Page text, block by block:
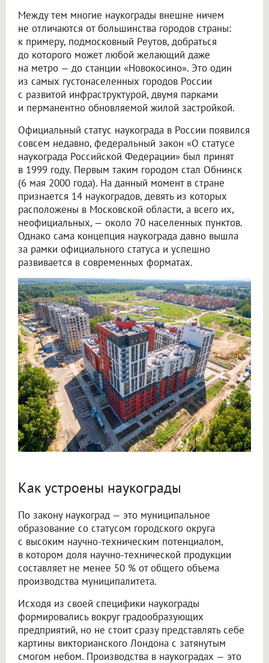
Между тем многие наукограды внешне ничем
не отличаются от большинства городов страны:
к примеру, подмосковный Реутов, добраться
до которого может любой желающий даже
на метро — до станции «Новокосино». Это один
из самых густонаселенных городов России
с развитой инфраструктурой, двумя парками
и перманентно обновляемой жилой застройкой.
Официальный статус наукограда в России появился
совсем недавно, федеральный закон «О статусе
наукограда Российской Федерации» был принят
в 1999 году. Первым таким городом стал Обнинск
(6 мая 2000 года). На данный момент в стране
признается 14 наукоградов, девять из которых
расположены в Московской области, а всего их,
неофициальных, — около 70 населенных пунктов.
Однако сама концепция наукограда давно вышла
за рамки официального статуса и успешно
развивается в современных форматах.
Как устроены наукограды
По закону наукоград — это муниципальное
образование со статусом городского округа
с высоким научно-техническим потенциалом,
в котором доля научно-технической продукции
составляет не менее 50 % от общего объема
производства муниципалитета.
Исходя из своей специфики наукограды
формировались вокруг градообразующих
предприятий, но не стоит сразу представлять себе
картины викторианского Лондона с затянутым
смогом небом. Производства в наукоградах — это